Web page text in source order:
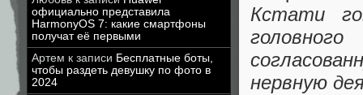
официально представила
HarmonyOS 7: какие смартфоны
получат её первыми
Артем к записи Бесплатные боты,
чтобы раздеть девушку по фото в
2024
Кстати
нервную